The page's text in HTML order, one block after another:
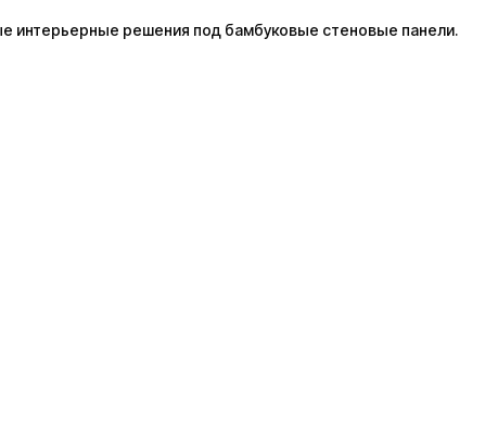
интерьерные решения под бамбуковые стеновые панели.